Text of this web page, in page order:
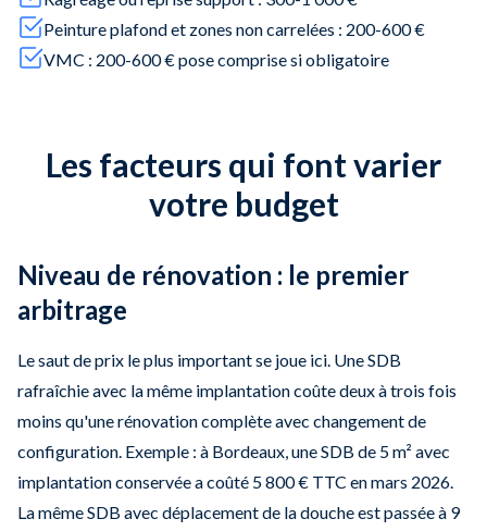
Peinture plafond et zones non carrelées : 200-600 €
VMC : 200-600 € pose comprise si obligatoire
Les facteurs qui font varier
votre budget
Niveau de rénovation : le premier
arbitrage
Le saut de prix le plus important se joue ici. Une SDB
rafraîchie avec la même implantation coûte deux à trois fois
moins qu'une rénovation complète avec changement de
configuration. Exemple : à Bordeaux, une SDB de 5 m² avec
implantation conservée a coûté 5 800 € TTC en mars 2026.
La même SDB avec déplacement de la douche est passée à 9